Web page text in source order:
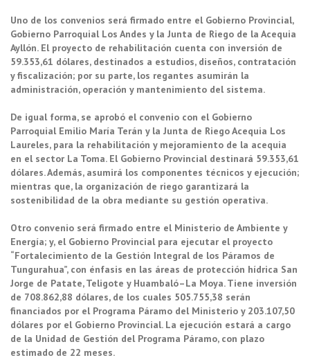
Uno de los convenios será firmado entre el Gobierno Provincial,
Gobierno Parroquial Los Andes y la Junta de Riego de la Acequia
Ayllón. El proyecto de rehabilitación cuenta con inversión de
59.353,61 dólares, destinados a estudios, diseños, contratación
y fiscalización; por su parte, los regantes asumirán la
administración, operación y mantenimiento del sistema.
De igual forma, se aprobó el convenio con el Gobierno
Parroquial Emilio María Terán y la Junta de Riego Acequia Los
Laureles, para la rehabilitación y mejoramiento de la acequia
en el sector La Toma. El Gobierno Provincial destinará 59.353,61
dólares. Además, asumirá los componentes técnicos y ejecución;
mientras que, la organización de riego garantizará la
sostenibilidad de la obra mediante su gestión operativa.
Otro convenio será firmado entre el Ministerio de Ambiente y
Energía; y, el Gobierno Provincial para ejecutar el proyecto
“Fortalecimiento de la Gestión Integral de los Páramos de
Tungurahua”, con énfasis en las áreas de protección hídrica San
Jorge de Patate, Teligote y Huambaló–La Moya. Tiene inversión
de 708.862,88 dólares, de los cuales 505.755,38 serán
financiados por el Programa Páramo del Ministerio y 203.107,50
dólares por el Gobierno Provincial. La ejecución estará a cargo
de la Unidad de Gestión del Programa Páramo, con plazo
estimado de 22 meses.